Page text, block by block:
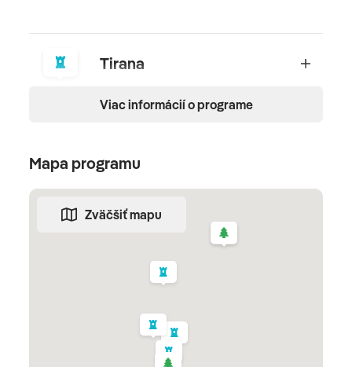
Tirana
TIRANA - ELBASAN - MACEDÓNSKO - OHRID
Po raňajkách pokračujeme v prehliadkeTirany. Cestou
sa zastavíme vmeste Elbasan
Osmanmi. Prekročíme hranice Macedónska a
Popoludní nám ostane čas na
Viac informácií o programe
Mapa programu
Zväčšiť mapu